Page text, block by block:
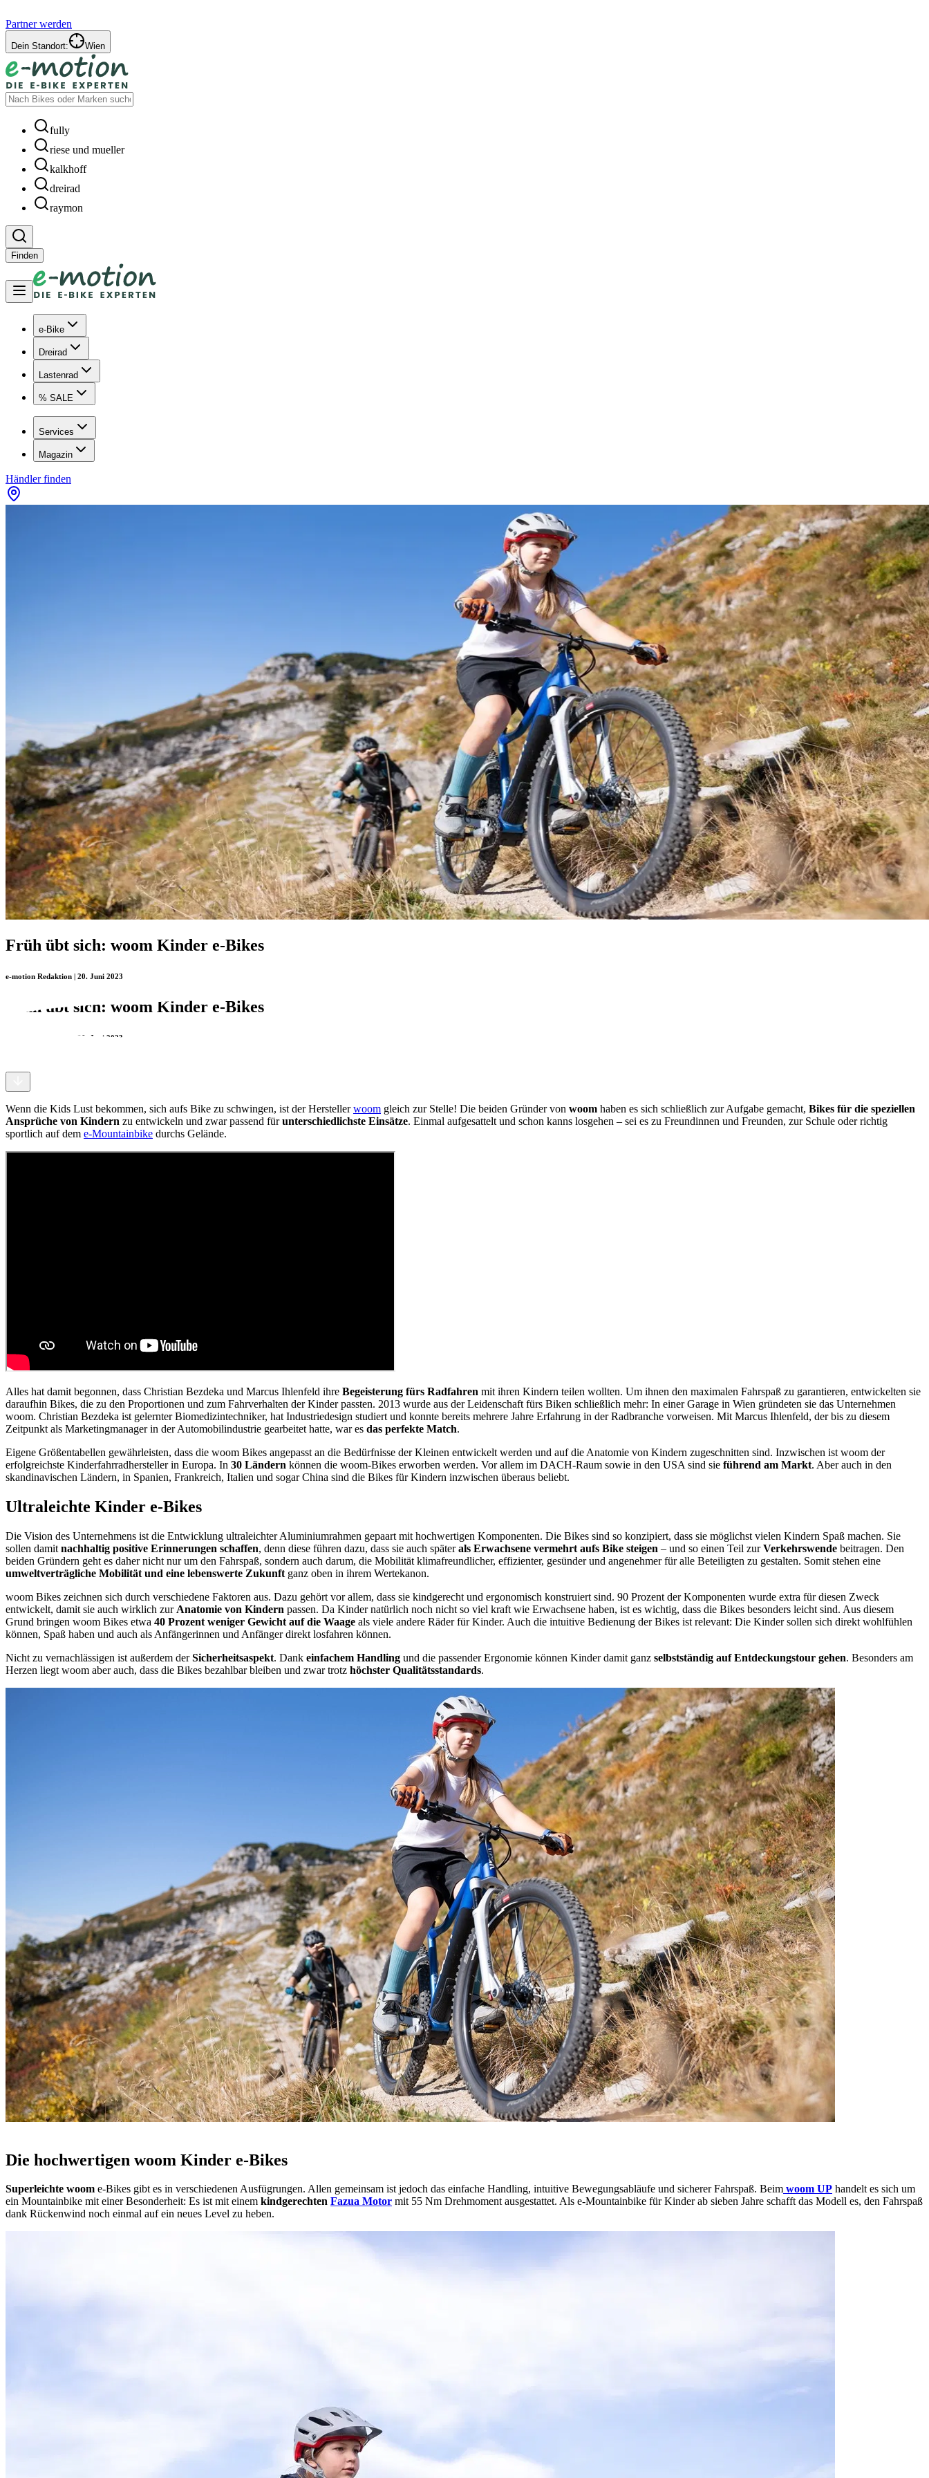
Partner werden
Dein Standort: Wien
fully
riese und mueller
kalkhoff
dreirad
raymon
Finden
e-Bike
Dreirad
Lastenrad
% SALE
Services
Magazin
Händler finden
Früh übt sich: woom Kinder e-Bikes
e-motion Redaktion | 20. Juni 2023
Früh übt sich: woom Kinder e-Bikes
e-motion Redaktion | 20. Juni 2023
Wenn die Kids Lust bekommen, sich aufs Bike zu schwingen, ist der Herstellerwoom gleich zur Stelle! Die beiden Gründer von woom haben es sich schließlich zur Aufgabe gemacht, Bikes für die speziellen
Ansprüche von Kindern zu entwickeln und zwar passend fürunterschiedlichste Einsätze. Einmal aufgesattelt und schon kanns losgehen – sei es zu Freundinnen und Freunden, zur Schule oder richtig
sportlich auf dem e-Mountainbike durchs Gelände.
Alles hat damit begonnen, dass Christian Bezdeka und Marcus Ihlenfeld ihre Begeisterung fürs Radfahren mit ihren Kindern teilen wollten. Um ihnen den maximalen Fahrspaß zu garantieren, entwickelten sie
daraufhin Bikes, die zu den Proportionen und zum Fahrverhalten der Kinder passten. 2013 wurde aus der Leidenschaft fürs Biken schließlich mehr: In einer Garage in Wien gründeten sie das Unternehmen
woom. Christian Bezdeka ist gelernter Biomedizintechniker, hat Industriedesign studiert und konnte bereits mehrere Jahre Erfahrung in der Radbranche vorweisen. Mit Marcus Ihlenfeld, der bis zu diesem
Zeitpunkt als Marketingmanager in der Automobilindustrie gearbeitet hatte, war es das perfekte Match.
Eigene Größentabellen gewährleisten, dass die woom Bikes angepasst an die Bedürfnisse der Kleinen entwickelt werden und auf die Anatomie von Kindern zugeschnitten sind. Inzwischen ist woom der
erfolgreichste Kinderfahrradhersteller in Europa. In 30 Ländern können die woom-Bikes erworben werden. Vor allem im DACH-Raum sowie in den USA sind sie führend am Markt. Aber auch in den
skandinavischen Ländern, in Spanien, Frankreich, Italien und sogar China sind die Bikes für Kindern inzwischen überaus beliebt.
Ultraleichte Kinder e-Bikes
Die Vision des Unternehmens ist die Entwicklung ultraleichter Aluminiumrahmen gepaart mit hochwertigen Komponenten. Die Bikes sind so konzipiert, dass sie möglichst vielen Kindern Spaß machen. Sie
sollen damit nachhaltig positive Erinnerungen schaffen, denn diese führen dazu, dass sie auch späterals Erwachsene vermehrt aufs Bike steigen – und so einen Teil zurVerkehrswende beitragen. Den
beiden Gründern geht es daher nicht nur um den Fahrspaß, sondern auch darum, die Mobilität klimafreundlicher, effizienter, gesünder und angenehmer für alle Beteiligten zu gestalten. Somit stehen eine
umweltverträgliche Mobilität und eine lebenswerte Zukunft ganz oben in ihrem Wertekanon.
woom Bikes zeichnen sich durch verschiedene Faktoren aus. Dazu gehört vor allem, dass sie kindgerecht und ergonomisch konstruiert sind. 90 Prozent der Komponenten wurde extra für diesen Zweck
entwickelt, damit sie auch wirklich zur Anatomie von Kindern passen. Da Kinder natürlich noch nicht so viel kraft wie Erwachsene haben, ist es wichtig, dass die Bikes besonders leicht sind. Aus diesem
Grund bringen woom Bikes etwa 40 Prozent weniger Gewicht auf die Waage als viele andere Räder für Kinder. Auch die intuitive Bedienung der Bikes ist relevant: Die Kinder sollen sich direkt wohlfühlen
können, Spaß haben und auch als Anfängerinnen und Anfänger direkt losfahren können.
Nicht zu vernachlässigen ist außerdem derSicherheitsaspekt. Dank einfachem Handling und die passender Ergonomie können Kinder damit ganz selbstständig auf Entdeckungstour gehen. Besonders am
Herzen liegt woom aber auch, dass die Bikes bezahlbar bleiben und zwar trotz höchster Qualitätsstandards.
Die hochwertigen woom Kinder e-Bikes
Superleichte woom e-Bikes gibt es in verschiedenen Ausfügrungen. Allen gemeinsam ist jedoch das einfache Handling, intuitive Bewegungsabläufe und sicherer Fahrspaß. Beim woom UP handelt es sich um
ein Mountainbike mit einer Besonderheit: Es ist mit einem kindgerechten Fazua Motor mit 55 Nm Drehmoment ausgestattet. Als e-Mountainbike für Kinder ab sieben Jahre schafft das Modell es, den Fahrspaß
dank Rückenwind noch einmal auf ein neues Level zu heben.